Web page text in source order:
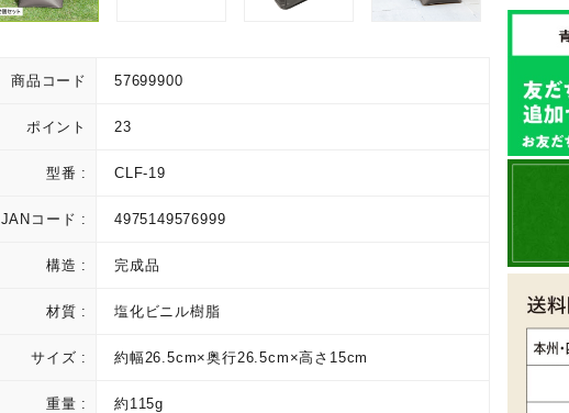
商品コード 57699900
ポイント 23
型番 : CLF-19
JANコード : 4975149576999
構造 : 完成品
材質 : 塩化ビニル樹脂
サイズ : 約幅26.5cm×奥行26.5cm×高さ15cm
重量 : 約115g